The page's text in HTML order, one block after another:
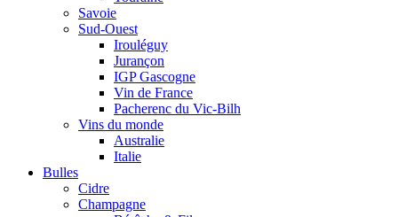
Savoie
Sud-Ouest
Irouléguy
Jurançon
IGP Gascogne
Vin de France
Pacherenc du Vic-Bilh
Vins du monde
Australie
Italie
Bulles
Cidre
Champagne